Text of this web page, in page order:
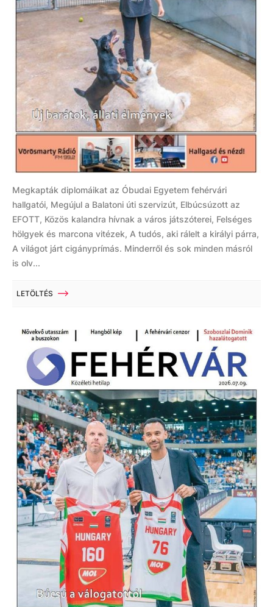
Megkapták diplomáikat az Óbudai Egyetem fehérvári
hallgatói, Megújul a Balatoni úti szervizút, Elbúcsúzott az
EFOTT, Közös kalandra hívnak a város játszóterei, Felséges
hölgyek és marcona vitézek, A tudós, aki rálelt a királyi párra,
A világot járt cigányprímás. Minderről és sok minden másról
is olv...
LETÖLTÉS